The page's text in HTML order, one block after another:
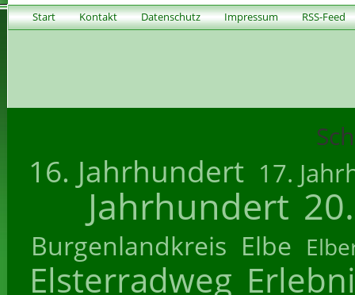
Start Kontakt Datenschutz Impressum RSS-Feed
16. Jahrhundert 17.
Jahrhundert
Burgenlandkreis Elbe
Elsterradweg